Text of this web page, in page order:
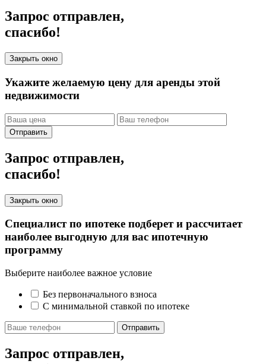
Запрос отправлен,
спасибо!
Закрыть окно
Укажите желаемую цену для аренды этой
недвижимости
Отправить
Запрос отправлен,
спасибо!
Закрыть окно
Специалист по ипотеке подберет и рассчитает
наиболее выгодную для вас ипотечную
программу
Выберите наиболее важное условие
Без первоначального взноса
С минимальной ставкой по ипотеке
Отправить
Запрос отправлен,